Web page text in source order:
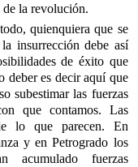
de la revolución.
quienquiera que se
insurrección debe así
de éxito que
deber es decir aquí que
subestimar las fuerzas
que contamos. Las
lo que parecen. En
y en Petrogrado los
acumulado fuerzas